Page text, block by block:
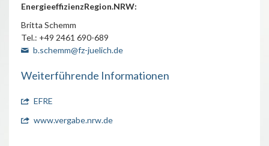
EnergieeffizienzRegion.NRW:
Britta Schemm
Tel.: +49 2461 690-689
b.schemm@fz-juelich.de
Weiterführende Informationen
EFRE
www.vergabe.nrw.de